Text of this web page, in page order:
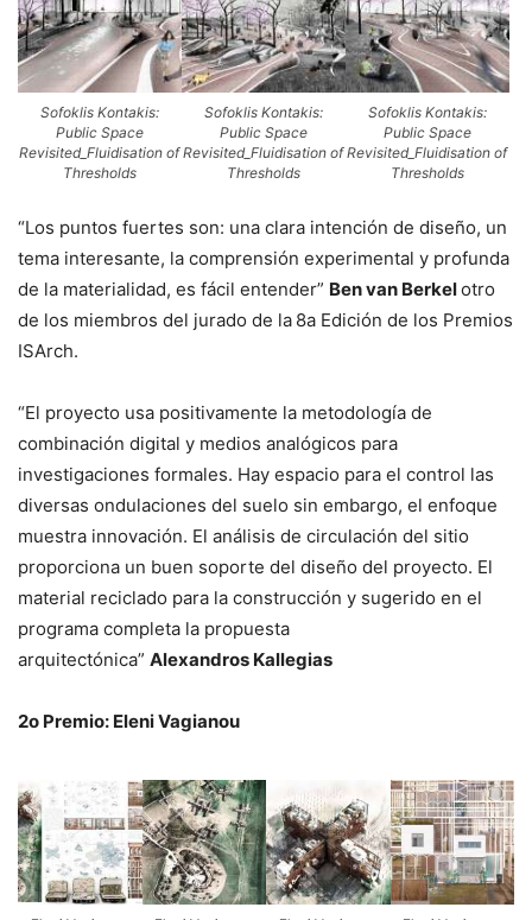
Sofoklis Kontakis:
Public Space
Revisited_Fluidisation of
Thresholds
Sofoklis Kontakis:
Public Space
Revisited_Fluidisation of
Thresholds
Sofoklis Kontakis:
Public Space
Revisited_Fluidisation of
Thresholds
“Los puntos fuertes son: una clara intención de diseño, un
tema interesante, la comprensión experimental y profunda
de la materialidad, es fácil entender” Ben van Berkelotro
de los miembros del jurado de la 8a Edición de los Premios
ISArch.
“El proyecto usa positivamente la metodología de
combinación digital y medios analógicos para
investigaciones formales. Hay espacio para el control las
diversas ondulaciones del suelo sin embargo, el enfoque
muestra innovación. El análisis de circulación del sitio
proporciona un buen soporte del diseño del proyecto. El
material reciclado para la construcción y sugerido en el
programa completa la propuesta
arquitectónica” Alexandros Kallegias
2o Premio: Eleni Vagianou